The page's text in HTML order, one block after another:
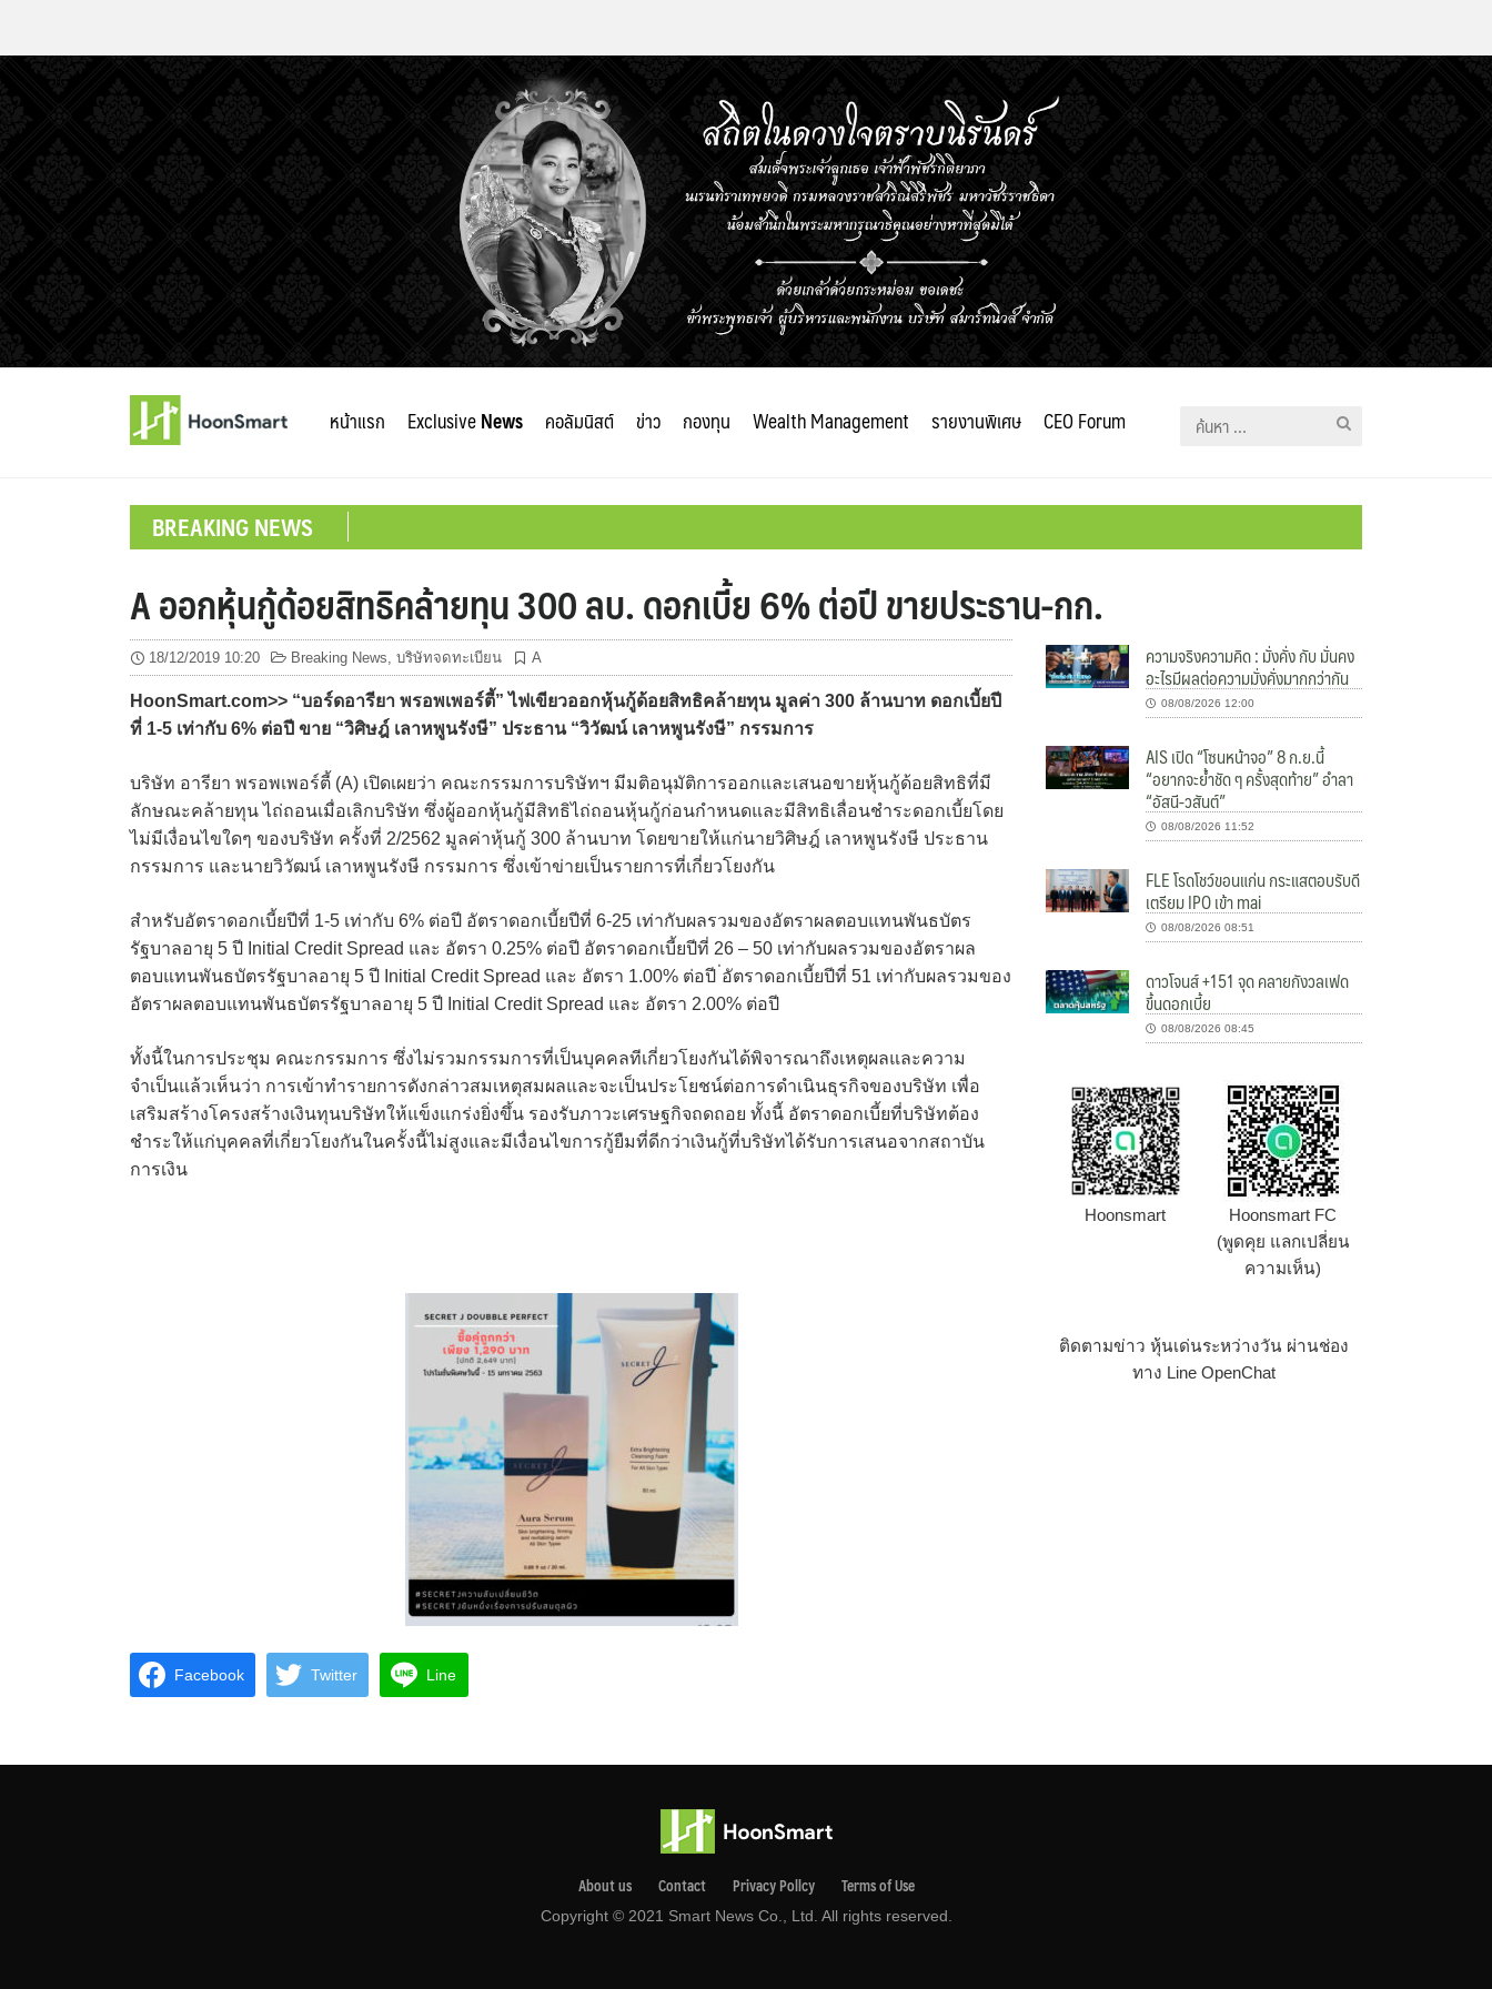
หน้าแรก ExclusiveNews คอลัมนิสต์ ข่าว กองทุน Wealth Management รายงานพิเศษ CEO Forum
ค้นหา
BREAKING NEWS
A ออกหุ้นกู้ด้อยสิทธิคล้ายทุน 300 ลบ. ดอกเบี้ย 6% ต่อปี ขายประธาน-กก.
18/12/2019 10:20 Breaking News, บริษัทจดทะเบียน A
HoonSmart.com>> “บอร์ดอารียา พรอพเพอร์ตี้” ไฟเขียวออกหุ้นกู้ด้อยสิทธิคล้ายทุน มูลค่า 300 ล้านบาท ดอกเบี้ยปี
ที่ 1-5 เท่ากับ 6% ต่อปี ขาย “วิศิษฎ์ เลาหพูนรังษี” ประธาน “วิวัฒน์ เลาหพูนรังษี” กรรมการ
บริษัท อารียา พรอพเพอร์ตี้ (A) เปิดเผยว่า คณะกรรมการบริษัทฯ มีมติอนุมัติการออกและเสนอขายหุ้นกู้ด้อยสิทธิที่มี
ลักษณะคล้ายทุน ไถ่ถอนเมื่อเลิกบริษัท ซึ่งผู้ออกหุ้นกู้มีสิทธิไถ่ถอนหุ้นกู้ก่อนกำหนดและมีสิทธิเลื่อนชำระดอกเบี้ยโดย
ไม่มีเงื่อนไขใดๆ ของบริษัท ครั้งที่ 2/2562 มูลค่าหุ้นกู้ 300 ล้านบาท โดยขายให้แก่นายวิศิษฎ์ เลาหพูนรังษี ประธาน
กรรมการ และนายวิวัฒน์ เลาหพูนรังษี กรรมการ ซึ่งเข้าข่ายเป็นรายการที่เกี่ยวโยงกัน
สำหรับอัตราดอกเบี้ยปีที่ 1-5 เท่ากับ 6% ต่อปี อัตราดอกเบี้ยปีที่ 6-25 เท่ากับผลรวมของอัตราผลตอบแทนพันธบัตร
รัฐบาลอายุ 5 ปี Initial Credit Spread และ อัตรา 0.25% ต่อปี อัตราดอกเบี้ยปีที่ 26 – 50 เท่ากับผลรวมของอัตราผล
ตอบแทนพันธบัตรรัฐบาลอายุ 5 ปี Initial Credit Spread และ อัตรา 1.00% ต่อปี ่อัตราดอกเบี้ยปีที่ 51 เท่ากับผลรวมของ
อัตราผลตอบแทนพันธบัตรรัฐบาลอายุ 5 ปี Initial Credit Spread และ อัตรา 2.00% ต่อปี
ทั้งนี้ในการประชุม คณะกรรมการ ซึ่งไม่รวมกรรมการที่เป็นบุคคลทีเกี่ยวโยงกันได้พิจารณาถึงเหตุผลและความ
จำเป็นแล้วเห็นว่า การเข้าทำรายการดังกล่าวสมเหตุสมผลและจะเป็นประโยชน์ต่อการดำเนินธุรกิจของบริษัท เพื่อ
เสริมสร้างโครงสร้างเงินทุนบริษัทให้แข็งแกร่งยิ่งขึ้น รองรับภาวะเศรษฐกิจถดถอย ทั้งนี้ อัตราดอกเบี้ยที่บริษัทต้อง
ชำระให้แก่บุคคลที่เกี่ยวโยงกันในครั้งนี้ไม่สูงและมีเงื่อนไขการกู้ยืมที่ดีกว่าเงินกู้ที่บริษัทได้รับการเสนอจากสถาบัน
การเงิน
Facebook Twitter Line
ความจริงความคิด : มั่งคั่ง กับ มั่นคง
อะไรมีผลต่อความมั่งคั่งมากกว่ากัน
08/08/2026 12:00
AIS เปิด “โซนหน้าจอ” 8 ก.ย.นี้
“อยากจะย้ำชัด ๆ ครั้งสุดท้าย” อำลา
“อัสนี-วสันต์”
08/08/2026 11:52
FLE โรดโชว์ขอนแก่น กระแสตอบรับดี
เตรียม IPO เข้า mai
08/08/2026 08:51
ดาวโจนส์ +151 จุด คลายกังวลเฟด
ขึ้นดอกเบี้ย
08/08/2026 08:45
Hoonsmart
Hoonsmart FC
(พูดคุย แลกเปลี่ยน
ความเห็น)
ติดตามข่าว หุ้นเด่นระหว่างวัน ผ่านช่อง
ทาง Line OpenChat
About us Contact Privacy Pollcy Terms of Use
Copyright © 2021 Smart News Co., Ltd. All rights reserved.